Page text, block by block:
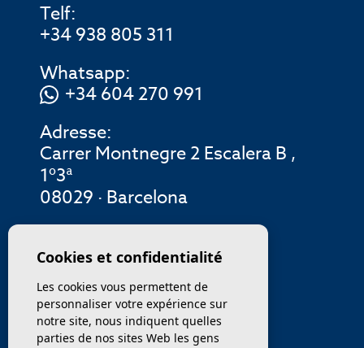
Telf:
+34 938 805 311
Whatsapp:
+34 604 270 991
Adresse:
Carrer Montnegre 2 Escalera B ,
1º3ª
08029 · Barcelona
MENU
ENTREPRISE
PROPRIÉTÉS
Cookies et confidentialité
Les cookies vous permettent de
personnaliser votre expérience sur
notre site, nous indiquent quelles
parties de nos sites Web les gens